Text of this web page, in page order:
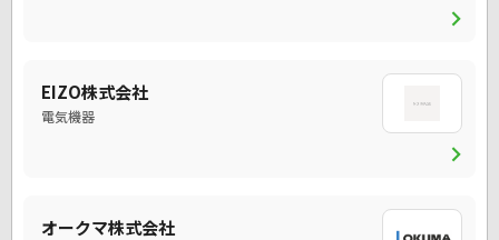
chevron_right
EIZO株式会社
電気機器
chevron_right
オークマ株式会社